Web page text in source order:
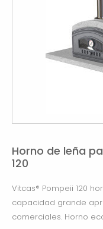
Horno de leña
120
Vitcas® Pompeii 120
capacidad grande
comerciales. Horno